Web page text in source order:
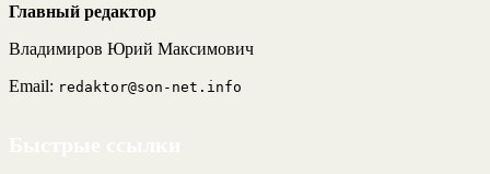
Главный редактор
Владимиров Юрий Максимович
Email: redaktor@son-net.info